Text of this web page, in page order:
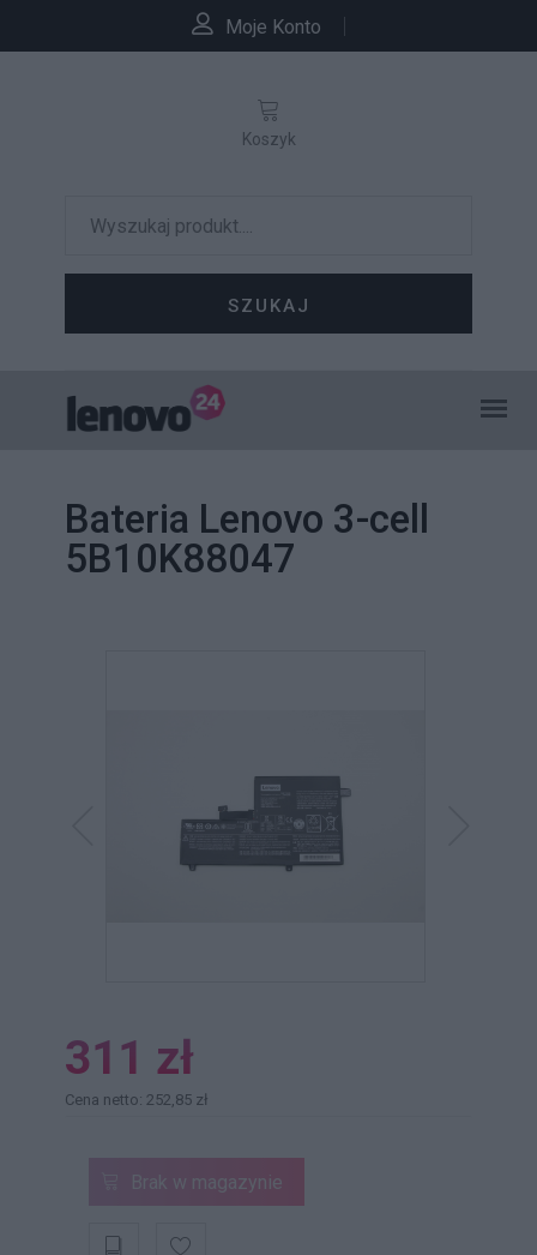
Moje Konto
SZUKAJ
Koszyk
Bateria Lenovo 3-cell
5B10K88047
311 zł
Cena netto: 252,85 zł
Brak w magazynie